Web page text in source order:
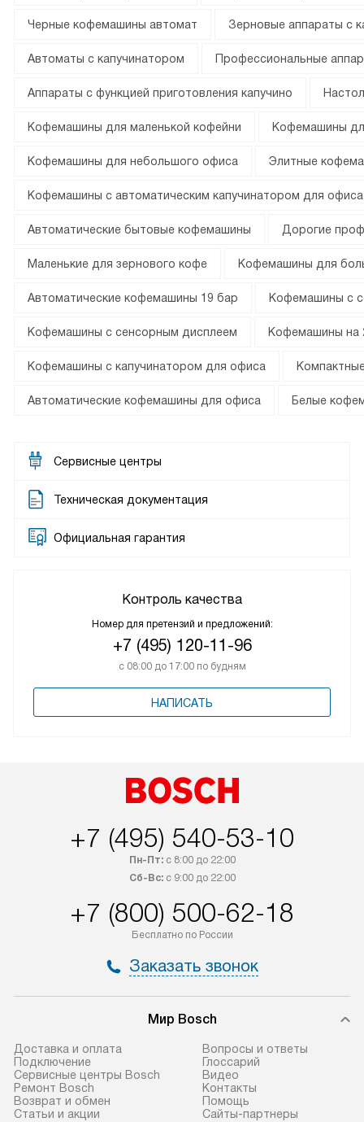
Черные кофемашины автомат Зерновые аппараты с
Автоматы с капучинатором Профессиональные
Аппараты с функцией приготовления капучино
Кофемашины для маленькой кофейни Кофемашины
Кофемашины для небольшого офиса Элитные
Кофемашины с автоматическим капучинатором для офиса
Автоматические бытовые кофемашины Дорогие
Маленькие для зернового кофе Кофемашины для
Автоматические кофемашины 19 бар Кофемашины с
Кофемашины с сенсорным дисплеем Кофемашины на
Кофемашины с капучинатором для офиса
Автоматические кофемашины для офиса Белые
Сервисные центры
Техническая документация
Официальная гарантия
Контроль качества
Номер для претензий и предложений:
+7 (495) 120-11-96
с 08:00 до 17:00 по будням
НАПИСАТЬ
+7 (495) 540-53-10
Пн-Пт:с 8:00 до 22:00
Сб-Вс:с 9:00 до 22:00
+7 (800) 500-62-18
Бесплатно по России
Заказать звонок
Мир Bosch
Доставка и оплата
Подключение
Сервисные центры Bosch
Ремонт Bosch
Возврат и обмен
Статьи и акции
Вопросы и ответы
Глоссарий
Видео
Контакты
Помощь
Сайты-партнеры